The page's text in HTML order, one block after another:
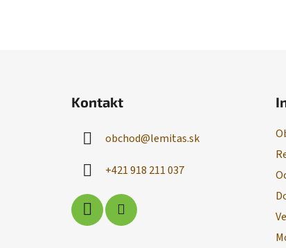
Kontakt
obchod@lemitas.sk
+421 918 211 037